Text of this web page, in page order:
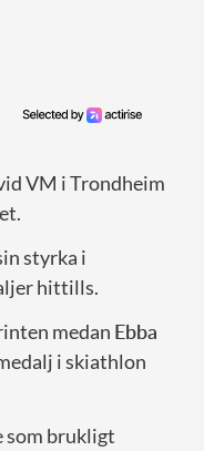
VM i Trondheim
styrka i
hittills.
medan Ebba
i skiathlon
som brukligt